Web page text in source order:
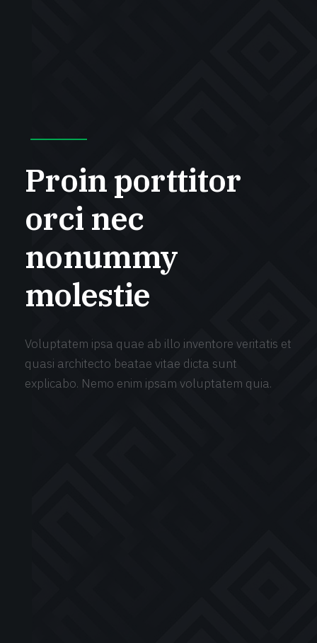
Proin porttitor
orci nec
nonummy
molestie
Voluptatem ipsa quae ab illo inventore veritatis et
quasi architecto beatae vitae dicta sunt
explicabo. Nemo enim ipsam voluptatem quia.